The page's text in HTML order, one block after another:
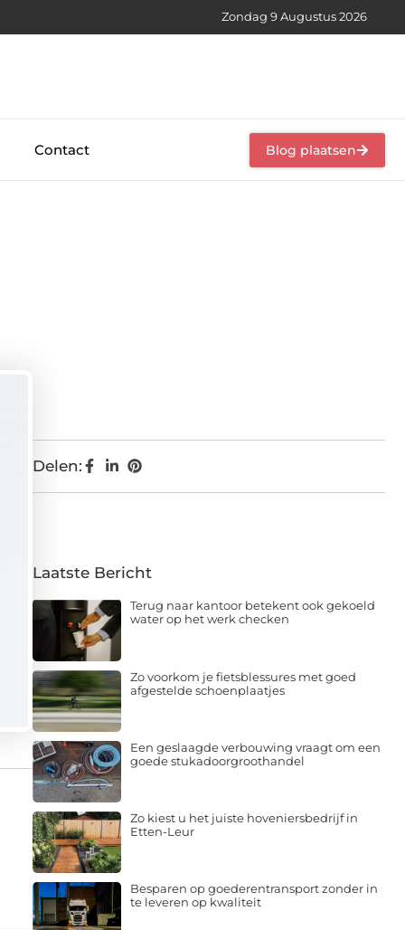
Zondag 9 Augustus 2026
Contact Blog plaatsen
Delen:
Laatste Bericht
Terug naar kantoor betekent ook gekoeld
water op het werk checken
Zo voorkom je fietsblessures met goed
afgestelde schoenplaatjes
Een geslaagde verbouwing vraagt om een
goede stukadoorgroothandel
Zo kiest u het juiste hoveniersbedrijf in
Etten-Leur
Besparen op goederentransport zonder in
te leveren op kwaliteit